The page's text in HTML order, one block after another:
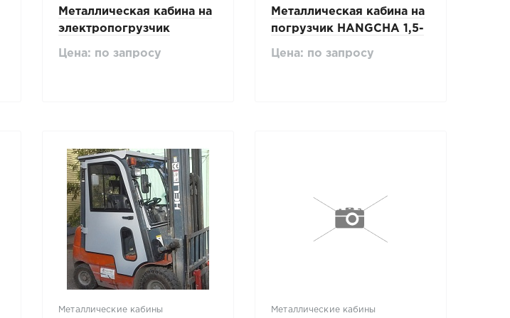
Металлическая кабина на
электропогрузчик
Цена: по запросу
Металлическая кабина на
погрузчик HANGCHA 1,5-
Цена: по запросу
Металлические кабины Металлические кабины